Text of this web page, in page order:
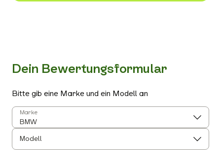
Dein Bewertungsformular
Bitte gib eine Marke und ein Modell an
Marke
Modell